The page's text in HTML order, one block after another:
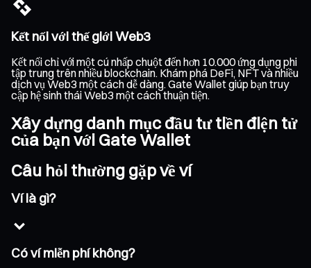
Kết nối với thế giới Web3
Kết nối chỉ với một cú nhấp chuột đến hơn 10.000 ứng dụng phi
tập trung trên nhiều blockchain. Khám phá DeFi, NFT và nhiều
dịch vụ Web3 một cách dễ dàng. Gate Wallet giúp bạn truy
cập hệ sinh thái Web3 một cách thuận tiện.
Xây dựng danh mục đầu tư tiền điện tử
của bạn với Gate Wallet
Câu hỏi thường gặp về ví
Ví là gì?
Có ví miễn phí không?